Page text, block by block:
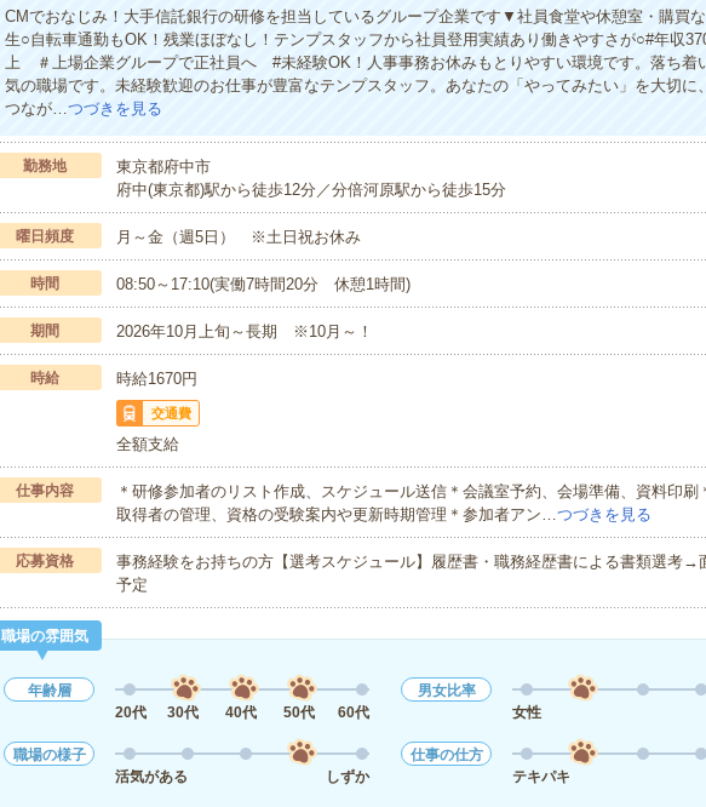
CMでおなじみ！大手信託銀行の研修を担当しているグループ企業です▼社員食堂や休憩室・購買
生○自転車通勤もOK！残業ほぼなし！テンプスタッフから社員登用実績あり働きやすさが○#年収
上 ＃上場企業グループで正社員へ #未経験OK！人事事務お休みもとりやすい環境です。落ち着
気の職場です。未経験歓迎のお仕事が豊富なテンプスタッフ。あなたの「やってみたい」を大切に
つなが…つづきを見る
勤務地
東京都府中市
府中(東京都)駅から徒歩12分／分倍河原駅から徒歩15分
曜日頻度 月～金（週5日） ※土日祝お休み
時間 08:50～17:10(実働7時間20分 休憩1時間)
期間 2026年10月上旬～長期 ※10月～！
時給 時給1670円
交通費
全額支給
仕事内容
＊研修参加者のリスト作成、スケジュール送信＊会議室予約、会場準備、資料印刷
取得者の管理、資格の受験案内や更新時期管理＊参加者アン…つづきを見る
応募資格
事務経験をお持ちの方【選考スケジュール】履歴書・職務経歴書による書類選考→
予定
職場の雰囲気
年齢層
20代
30代 40代 50代 60代
男女比率
女性
職場の様子
活気がある
しずか
仕事の仕方
テキパキ